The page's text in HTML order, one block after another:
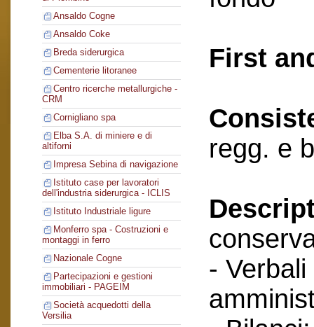
Ansaldo Cogne
Ansaldo Coke
Breda siderurgica
Cementerie litoranee
Centro ricerche metallurgiche -
CRM
Cornigliano spa
Elba S.A. di miniere e di
altiforni
Impresa Sebina di navigazione
Istituto case per lavoratori
dell'industria siderurgica - ICLIS
Istituto Industriale ligure
Monferro spa - Costruzioni e
montaggi in ferro
Nazionale Cogne
Partecipazioni e gestioni
immobiliari - PAGEIM
Società acquedotti della
Versilia
First
regg. e
-